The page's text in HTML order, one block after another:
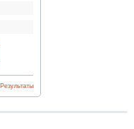
Результаты